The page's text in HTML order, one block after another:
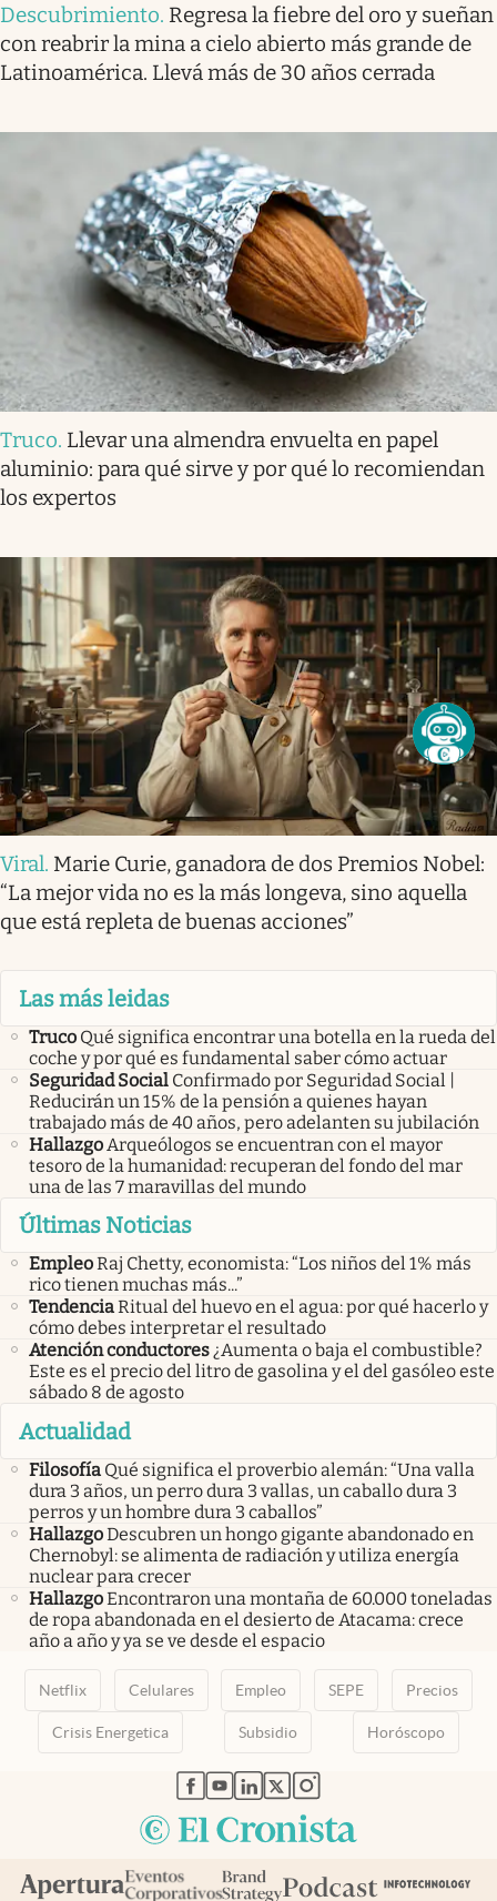
Descubrimiento. Regresa la fiebre del oro y sueñan
con reabrir la mina a cielo abierto más grande de
Latinoamérica. Llevá más de 30 años cerrada
Truco. Llevar una almendra envuelta en papel
aluminio: para qué sirve y por qué lo recomiendan
los expertos
Viral. Marie Curie, ganadora de dos Premios Nobel:
“La mejor vida no es la más longeva, sino aquella
que está repleta de buenas acciones”
Las más leidas
Truco Qué significa encontrar una botella en la rueda del
coche y por qué es fundamental saber cómo actuar
Seguridad Social Confirmado por Seguridad Social |
Reducirán un 15% de la pensión a quienes hayan
trabajado más de 40 años, pero adelanten su jubilación
HallazgoArqueólogos se encuentran con el mayor
tesoro de la humanidad: recuperan del fondo del mar
una de las 7 maravillas del mundo
Últimas Noticias
EmpleoRaj Chetty, economista: “Los niños del 1% más
rico tienen muchas más...”
TendenciaRitual del huevo en el agua: por qué hacerlo y
cómo debes interpretar el resultado
Atención conductores¿Aumenta o baja el combustible?
Este es el precio del litro de gasolina y el del gasóleo este
sábado 8 de agosto
Actualidad
Filosofía Qué significa el proverbio alemán: “Una valla
dura 3 años, un perro dura 3 vallas, un caballo dura 3
perros y un hombre dura 3 caballos”
HallazgoDescubren un hongo gigante abandonado en
Chernobyl: se alimenta de radiación y utiliza energía
nuclear para crecer
HallazgoEncontraron una montaña de 60.000 toneladas
de ropa abandonada en el desierto de Atacama: crece
año a año y ya se ve desde el espacio
Netflix Celulares Empleo SEPE Precios
Crisis Energetica Subsidio Horóscopo
abre en nueva pestaña
abre en nueva pestaña
abre en nueva pestaña
abre en nueva pestaña
abre en nueva pestaña